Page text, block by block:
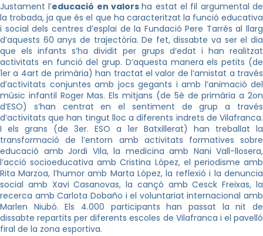
Justament l’educació en valorsha estat el fil argumental de
la trobada, ja que és el que ha caracteritzat la funció educativa
i social dels centres d’esplai de la Fundació Pere Tarrés al llarg
d’aquests 60 anys de trajectòria. De fet, dissabte va ser el dia
que els infants s’ha dividit per grups d’edat i han realitzat
activitats en funció del grup. D’aquesta manera els petits (de
1er a 4art de primària) han tractat el valor de l’amistat a través
d’activitats conjuntes amb jocs gegants i amb l’animació del
músic infantil Roger Mas. Els mitjans (de 5è de primària a 2on
d’ESO) s’han centrat en el sentiment de grup a través
d’activitats que han tingut lloc a diferents indrets de Vilafranca.
I els grans (de 3er. ESO a 1er Batxillerat) han treballat la
transformació de l’entorn amb activitats formatives sobre
educació amb Jordi Vila, la medicina amb Nani Vall-llosera,
l’acció socioeducativa amb Cristina López, el periodisme amb
Rita Marzoa, l’humor amb Marta López, la reflexió i la denuncia
social amb Xavi Casanovas, la cançó amb Cesck Freixas, la
recerca amb Carlota Dobaño i el voluntariat internacional amb
Marlen Niubó. Els 4.000 participants han passat la nit de
dissabte repartits per diferents escoles de Vilafranca i el pavelló
firal de la zona esportiva.